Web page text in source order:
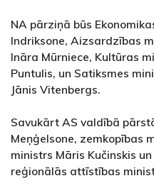
NA pārziņā būs
Indriksone, Aizsardzības
Ināra Mūrniece, Kultūras
Puntulis, un Satiksmes
Jānis Vitenbergs.
Savukārt AS valdībā
Meņģelsone, zemkopības
ministrs Māris Kučinskis
reģionālās attīstības